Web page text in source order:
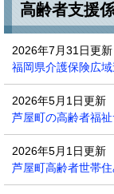
高齢者支援
2026年7月31日更新
福岡県介護保険広
2026年5月1日更新
芦屋町の高齢者福
2026年5月1日更新
芦屋町高齢者世帯